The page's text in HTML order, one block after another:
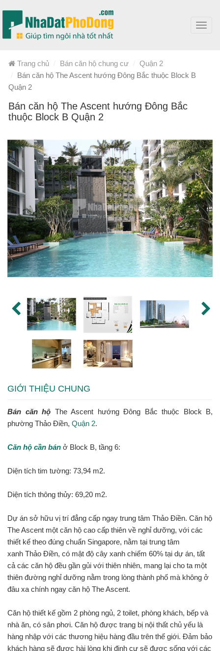
Trang chủ Bán căn hộ chung cư
Quận 2
Bán căn hộ The Ascent hướng Đông Bắc thuộc Block B
Quận 2
Bán căn hộ The Ascent hướng Đông Bắc
thuộc Block B Quận 2
GIỚI THIỆU CHUNG
Bán căn hộ The Ascent hướng Đông Bắc thuộc Block B,
phường Thảo Điền, Quận 2.
Căn hộ cần bán ở Block B, tầng 6:
Diện tích tim tường: 73,94 m2.
Diện tích thông thủy: 69,20 m2.
Dự án sở hữu vị trí đẳng cấp ngay trung tâm Thảo Điền. Căn hộ
The Ascent một căn hộ cao cấp thiên về nghỉ dưỡng, với các
thiết kế theo đúng chuẩn Singapore, nằm tại trung tâm
xanh Thảo Điền, có mật độ cây xanh chiếm 60% tại dự án, tất
cả các căn hộ đều gần gủi với thiên nhiên, mang lại cho ta một
thiên đường nghỉ dưỡng nằm trong lòng thành phố mà không ở
đâu xa chính ngay căn hộ The Ascent.
Căn hộ thiết kế gồm 2 phòng ngủ, 2 toilet, phòng khách, bếp và
nhà ăn, có sân phơi. Căn hộ được trang bị nội thất chủ yếu là
hàng nhập với các thương hiệu hàng đầu trên thế giới. Đảm bảo
khách hàng sẽ được hài lòng khi định cư sẽ được sống với các